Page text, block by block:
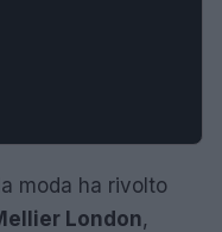
moda ha rivolto
London,